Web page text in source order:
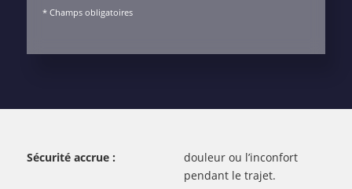
* Champs obligatoires
Sécurité accrue :
douleur ou l’inconfort
pendant le trajet.